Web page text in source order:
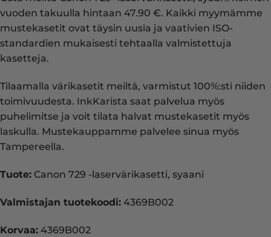
vuoden takuulla hintaan 47.90 €. Kaikki myymämme
mustekasetit ovat täysin uusia ja vaativien ISO-
standardien mukaisesti tehtaalla valmistettuja
kasetteja.
Tilaamalla värikasetit meiltä, varmistut 100%:sti niiden
toimivuudesta. InkKarista saat palvelua myös
puhelimitse ja voit tilata halvat mustekasetit myös
laskulla. Mustekauppamme palvelee sinua myös
Tampereella.
Tuote: Canon 729 -laservärikasetti, syaani
Valmistajan tuotekoodi: 4369B002
Korvaa: 4369B002